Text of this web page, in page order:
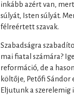
inkább azért van,
súlyát, Isten súlyát.
félreértett szavak.
Szabadságra
mai fiatal számára?
reformáció, de a
költője, Petőfi Sándor
Eljutunk a szerelemig